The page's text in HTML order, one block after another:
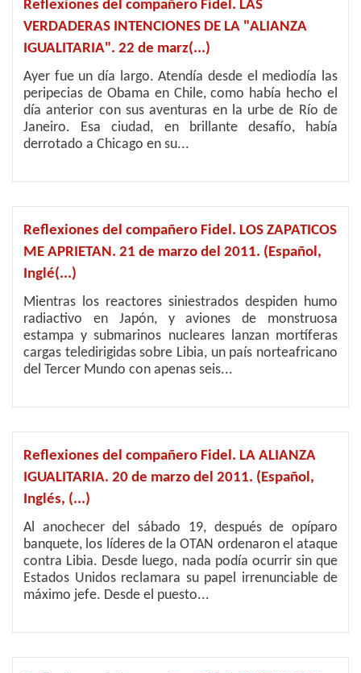
Reflexiones del compañero Fidel. LAS
VERDADERAS INTENCIONES DE LA "ALIANZA
IGUALITARIA". 22 de marz(...)
Ayer fue un día largo. Atendía desde el mediodía las
peripecias de Obama en Chile, como había hecho el
día anterior con sus aventuras en la urbe de Río de
Janeiro. Esa ciudad, en brillante desafío, había
derrotado a Chicago en su...
Reflexiones del compañero Fidel. LOS ZAPATICOS
ME APRIETAN. 21 de marzo del 2011. (Español,
Inglé(...)
Mientras los reactores siniestrados despiden humo
radiactivo en Japón, y aviones de monstruosa
estampa y submarinos nucleares lanzan mortíferas
cargas teledirigidas sobre Libia, un país norteafricano
del Tercer Mundo con apenas seis...
Reflexiones del compañero Fidel. LA ALIANZA
IGUALITARIA. 20 de marzo del 2011. (Español,
Inglés, (...)
Al anochecer del sábado 19, después de opíparo
banquete, los líderes de la OTAN ordenaron el ataque
contra Libia. Desde luego, nada podía ocurrir sin que
Estados Unidos reclamara su papel irrenunciable de
máximo jefe. Desde el puesto...